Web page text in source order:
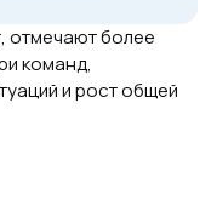
отмечают более
команд,
и рост общей